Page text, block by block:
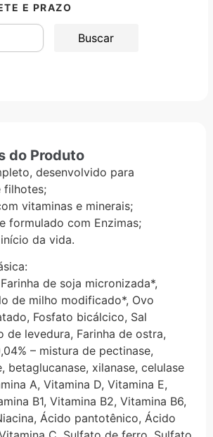
E PRAZO
do Produto
desenvolvido para
filhotes;
vitaminas e minerais;
formulado com Enzimas;
da vida.
de soja micronizada*,
de milho modificado*, Ovo
Fosfato bicálcico, Sal
de levedura, Farinha de ostra,
– mistura de pectinase,
betaglucanase, xilanase, celulase
A, Vitamina D, Vitamina E,
B1, Vitamina B2, Vitamina B6,
Ácido pantotênico, Ácido